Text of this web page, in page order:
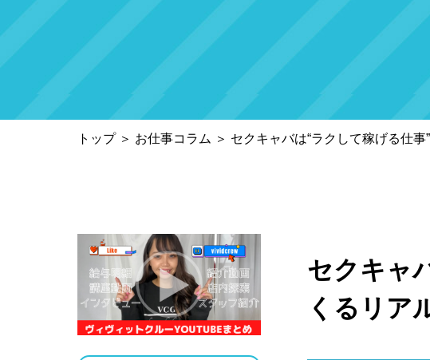
トップ＞ お仕事コラム ＞ セクキャバは“ラクして稼げる仕
セクキャ
くるリア